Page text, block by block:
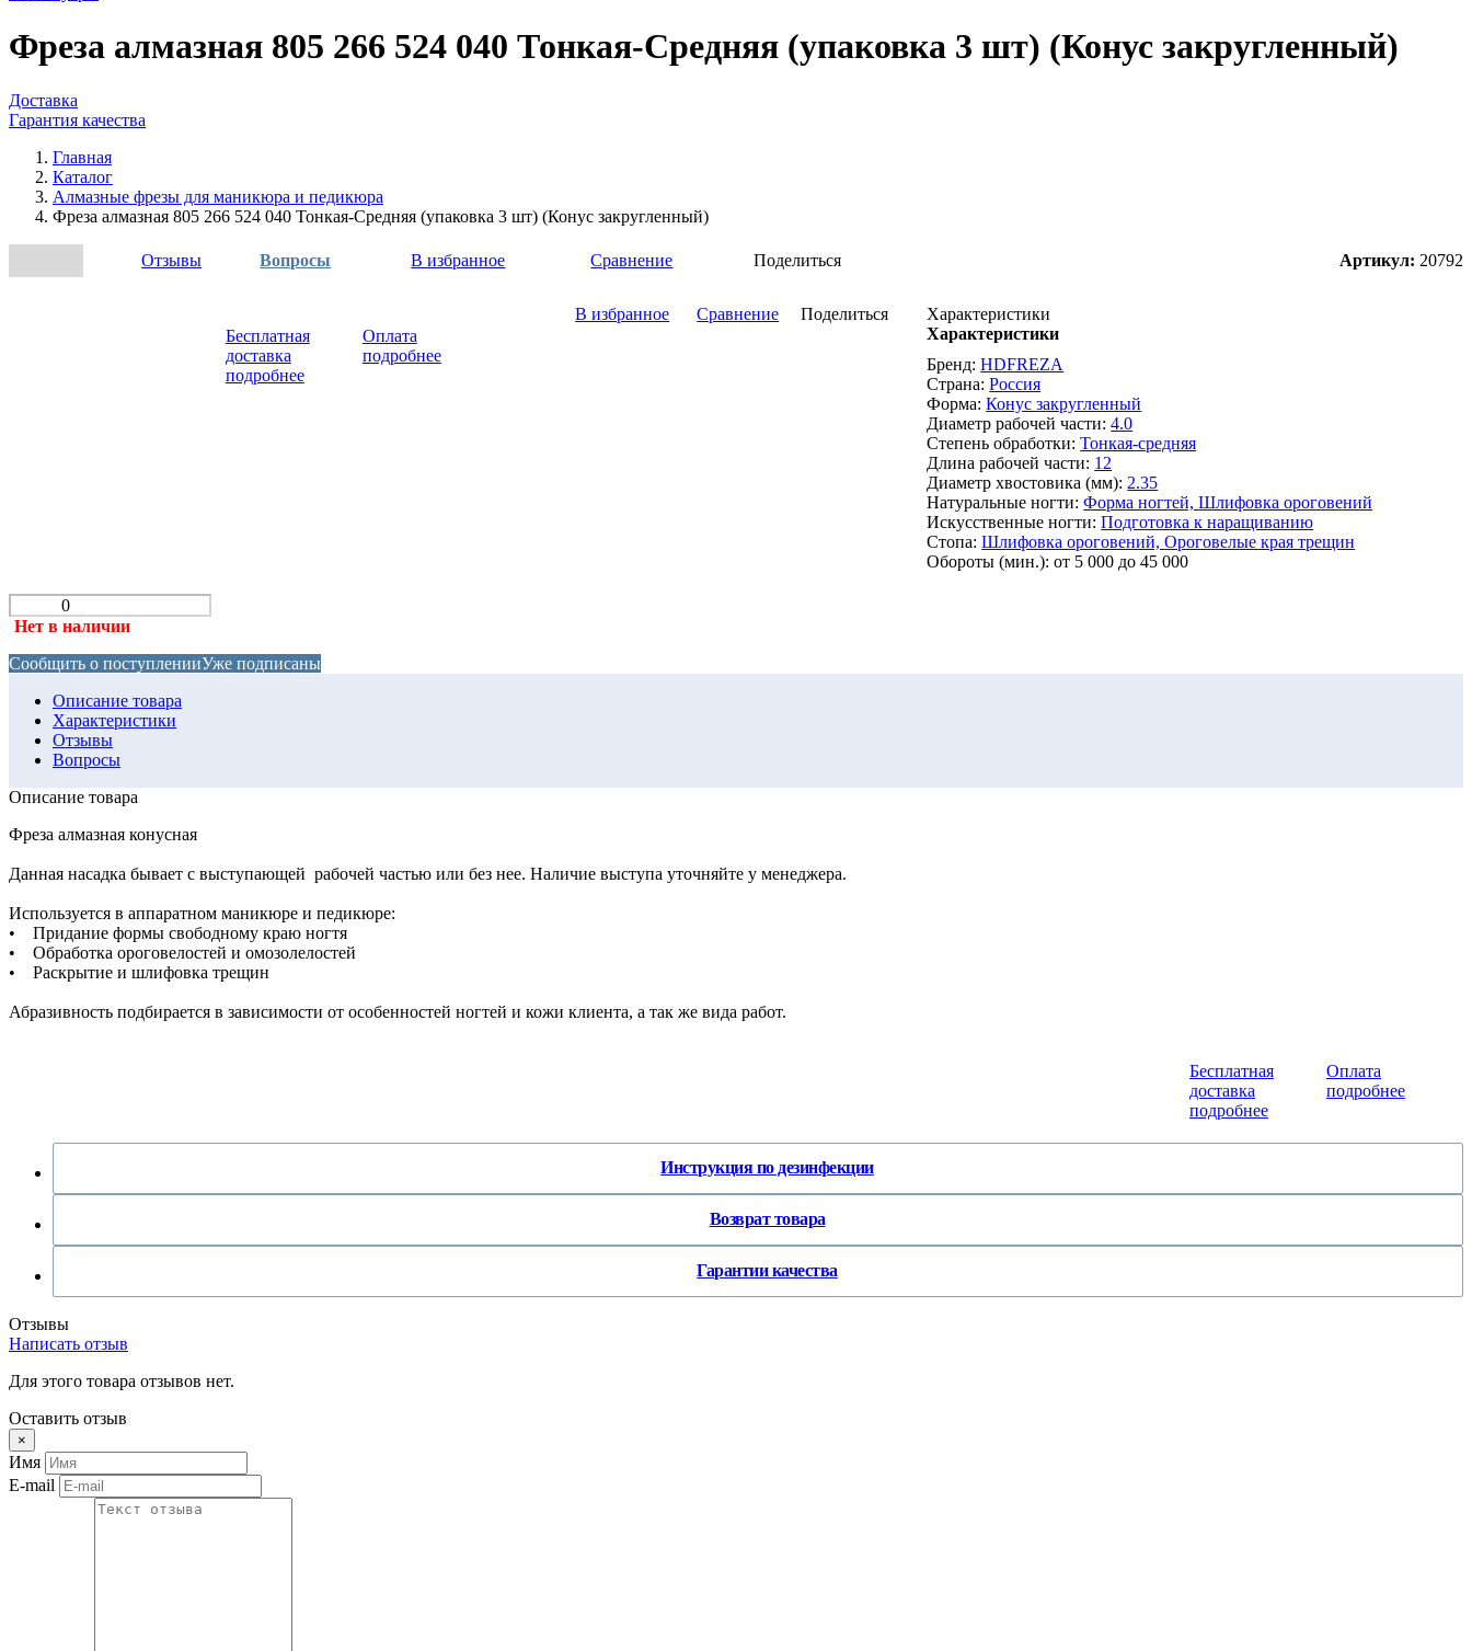
Фреза алмазная 805 266 524 040 Тонкая-Средняя (упаковка 3 шт) (Конус закругленный)
Доставка
Гарантия качества
Главная
Каталог
Алмазные фрезы для маникюра и педикюра
Фреза алмазная 805 266 524 040 Тонкая-Средняя (упаковка 3 шт) (Конус закругленный)
Отзывы Вопросы В избранное Сравнение Поделиться Артикул: 20792
Бесплатная
доставка
подробнее
Оплата
подробнее
В избранное Сравнение Поделиться
Характеристики
Характеристики
Бренд: HDFREZA
Страна: Россия
Форма: Конус закругленный
Диаметр рабочей части: 4.0
Степень обработки: Тонкая-средняя
Длина рабочей части: 12
Диаметр хвостовика (мм): 2.35
Натуральные ногти: Форма ногтей,Шлифовка ороговений
Искусственные ногти: Подготовка к наращиванию
Стопа: Шлифовка ороговений,Ороговелые края трещин
Обороты (мин.): от 5 000 до 45 000
Нет в наличии
Сообщить о поступленииУже подписаны
Описание товара
Характеристики
Отзывы
Вопросы
Описание товара
Фреза алмазная конусная
Данная насадка бывает с выступающей рабочей частью или без нее. Наличие выступа уточняйте у менеджера.
Используется в аппаратном маникюре и педикюре:
• Придание формы свободному краю ногтя
• Обработка ороговелостей и омозолелостей
• Раскрытие и шлифовка трещин
Абразивность подбирается в зависимости от особенностей ногтей и кожи клиента, а так же вида работ.
Бесплатная
доставка
подробнее
Оплата
подробнее
Инструкция по дезинфекции
Возврат товара
Гарантии качества
Отзывы
Написать отзыв
Для этого товара отзывов нет.
Оставить отзыв
×
Имя
E-mail